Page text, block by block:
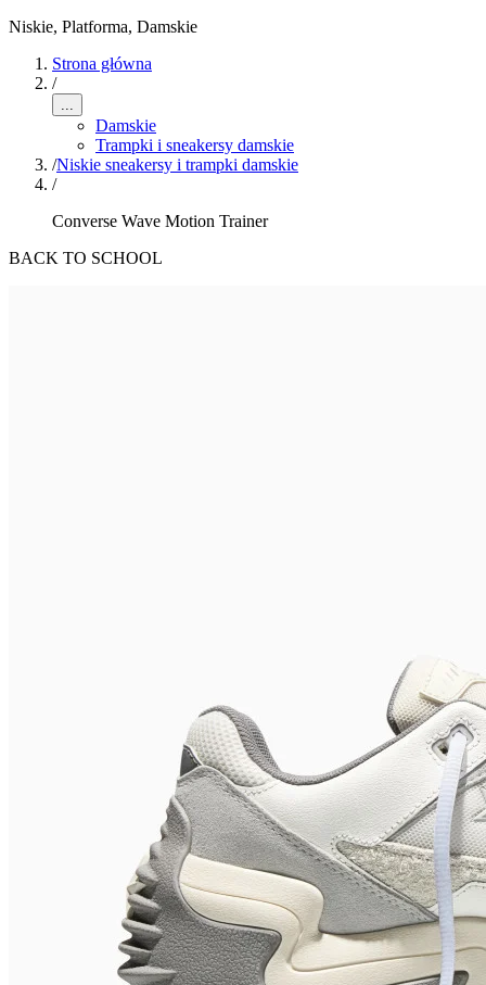
Niskie, Platforma, Damskie
Strona główna
/
...
Damskie
Trampki i sneakersy damskie
/Niskie sneakersy i trampki damskie
/
Converse Wave Motion Trainer
BACK TO SCHOOL